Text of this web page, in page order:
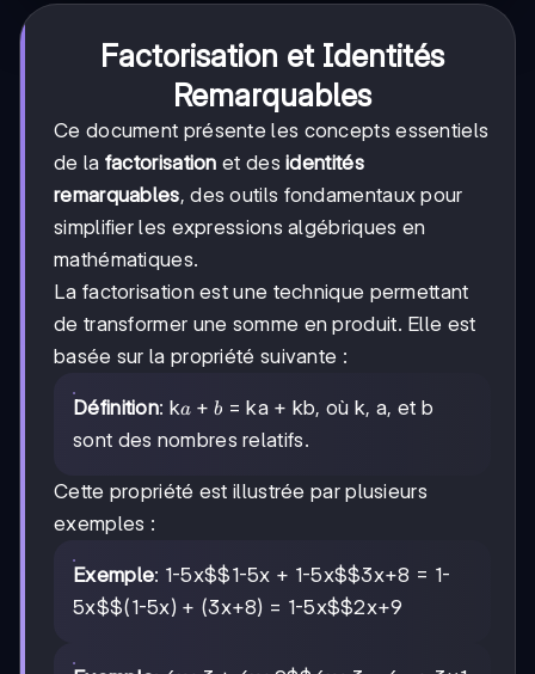
Factorisation et Identités
Remarquables
Ce document présente les concepts essentiels
de la factorisation et desidentités
remarquables, des outils fondamentaux pour
simplifier les expressions algébriques en
mathématiques.
La factorisation est une technique permettant
de transformer une somme en produit. Elle est
basée sur la propriété suivante :
Définition: ka+b
a + b = ka + kb, où k, a, et b
sont des nombres relatifs.
Cette propriété est illustrée par plusieurs
exemples :
Exemple: 1-5x$$1-5x + 1-5x$$3x+8 = 1-
5x$$(1-5x) + (3x+8) = 1-5x$$2x+9